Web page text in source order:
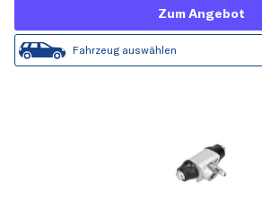
Zum Angebot
Fahrzeug auswählen